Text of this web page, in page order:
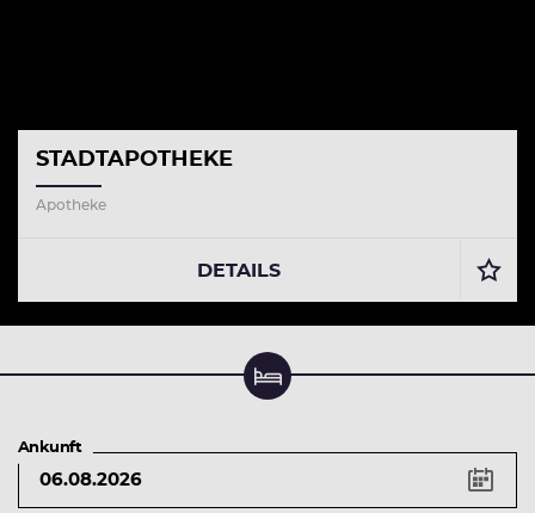
STADTAPOTHEKE
Apotheke
DETAILS
Pfeiltaste
Ankunft